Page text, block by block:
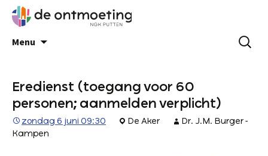
Menu
Eredienst (toegang voor 60
personen; aanmelden verplicht)
zondag 6 juni 09:30 De Aker
Dr. J.M. Burger -
Kampen